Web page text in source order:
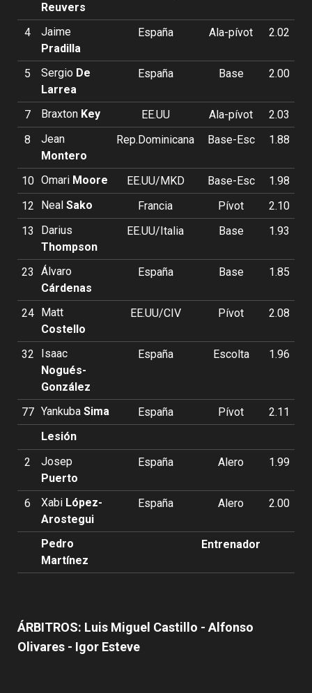
Reuvers
4
Jaime
Pradilla
España Ala-pívot 2.02
5 Sergio De
Larrea
España Base 2.00
7 Braxton Key EE.UU Ala-pívot
2.03
8
Jean
Montero
Rep.Dominicana Base-Esc 1.88
10 Omari Moore EE.UU/MKD Base-Esc
1.98
12
Neal Sako Francia Pívot
2.10
13
Darius
Thompson
EE.UU/Italia Base 1.93
23
Álvaro
Cárdenas
España Base 1.85
24
Matt
Costello
EE.UU/CIV Pívot 2.08
32
Isaac
Nogués-
González
España Escolta 1.96
77 Yankuba Sima España Pívot
2.11
Lesión
2
Josep
Puerto
España Alero 1.99
6 Xabi López-
Arostegui
España Alero 2.00
Pedro
Martínez
Entrenador
ÁRBITROS: Luis Miguel Castillo - Alfonso
Olivares - Igor Esteve
Valencia Basket incorpora a Oumar